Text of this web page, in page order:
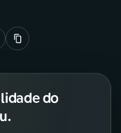
do